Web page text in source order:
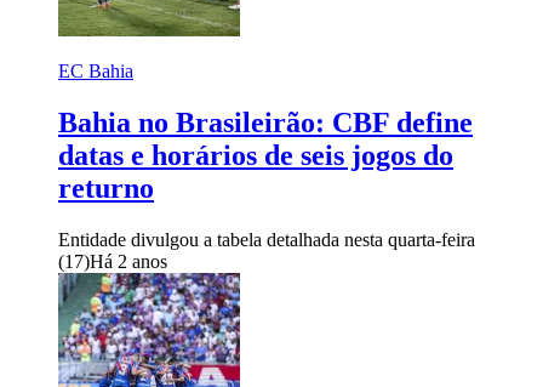
EC Bahia
Bahia no Brasileirão: CBF define
datas e horários de seis jogos do
returno
Entidade divulgou a tabela detalhada nesta quarta-feira
(17)Há 2 anos